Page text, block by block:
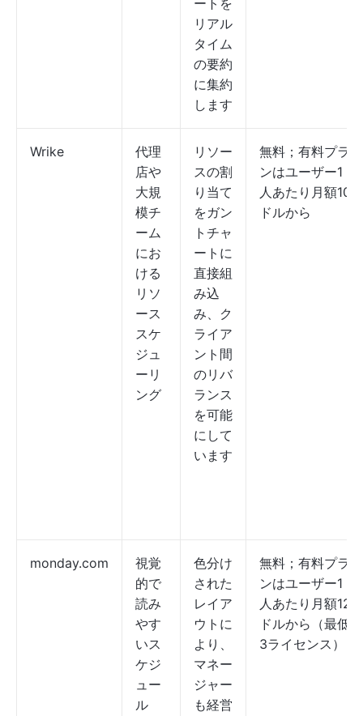
ートを
リアル
タイム
の要約
に集約
します
Wrike
代理
店や
大規
模チ
ーム
にお
ける
リソ
ース
スケ
ジュ
ーリ
ング
リソー
スの割
り当て
をガン
トチャ
ートに
直接組
み込
み、ク
ライア
ント間
のリバ
ランス
を可能
にして
います
無料；有料プラ
ンはユーザー1
人あたり月額10
ドルから
monday.com
視覚
的で
読み
やす
いス
ケジ
ュー
ル
色分け
された
レイア
ウトに
より、
マネー
ジャー
も経営
無料；有料プラ
ンはユーザー1
人あたり月額12
ドルから（最低
3ライセンス）